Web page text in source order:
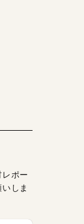
ポー
しま